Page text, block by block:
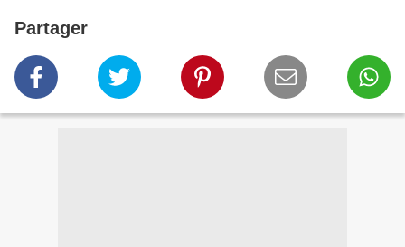
Partager